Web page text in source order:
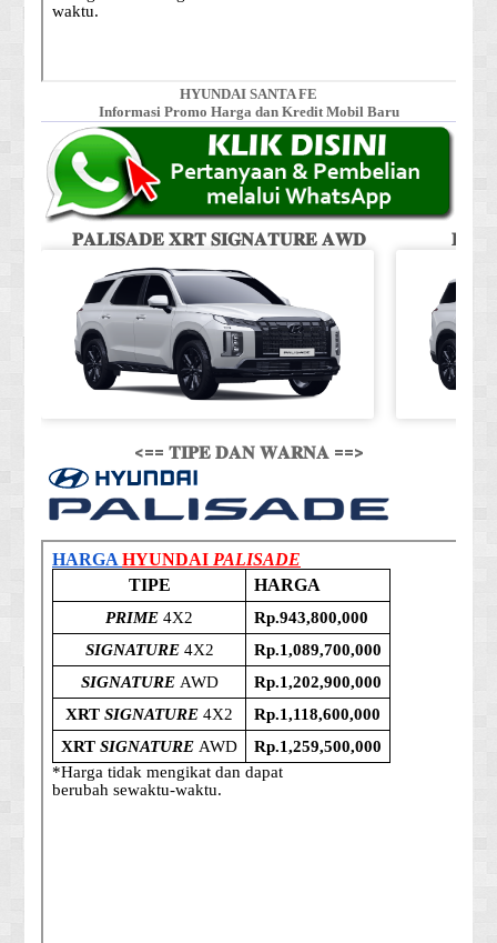
HYUNDAI SANTA FE
Informasi Promo Harga dan Kredit Mobil Baru
𝐏𝐀𝐋𝐈𝐒𝐀𝐃𝐄 𝐗𝐑𝐓 𝐒𝐈𝐆𝐍𝐀𝐓𝐔𝐑𝐄 𝐀𝐖𝐃
<== 𝐓𝐈𝐏𝐄 𝐃𝐀𝐍 𝐖𝐀𝐑𝐍𝐀 ==>